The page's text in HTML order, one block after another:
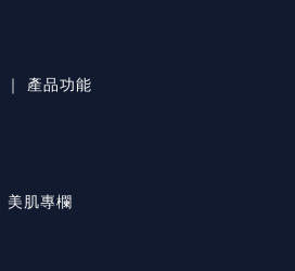
｜ 產品功能
美肌專欄